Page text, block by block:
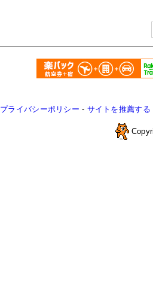
プライバシーポリシー - サイトを推薦する